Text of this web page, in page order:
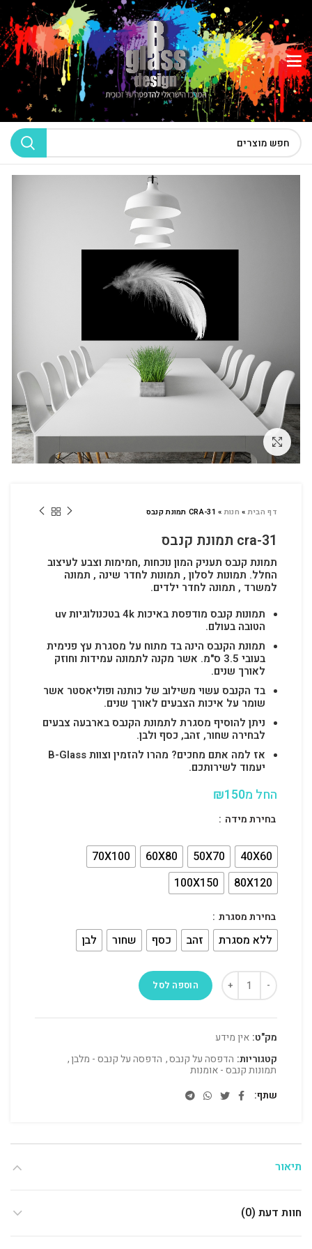
דף הבית» חנות» CRA-31 תמונת קנבס
cra-31 תמונת קנבס
תמונת קנבס תעניק המון נוכחות ,חמימות וצבע לעיצוב
החלל. תמונות לסלון , תמונות לחדר שינה , תמונה
למשרד , תמונה לחדר ילדים.
תמונות קנבס מודפסת באיכות 4k בטכנולוגיות uv
הטובה בעולם.
תמונת הקנבס הינה בד מתוח על מסגרת עץ פנימית
בעובי 3.5 ס"מ. אשר מקנה לתמונה עמידות וחוזק
לאורך שנים.
בד הקנבס עשוי משילוב של כותנה ופוליאסטר אשר
שומר על איכות הצבעים לאורך שנים.
ניתן להוסיף מסגרת לתמונת הקנבס בארבעה צבעים
לבחירה שחור, זהב, כסף ולבן.
אז למה אתם מחכים? מהרו להזמין וצוות B-Glass
יעמוד לשירותכם.
החל מ ₪150
בחירת מידה
40X60
50X70
60X80
70X100
80X120
100X150
בחירת מסגרת
ללא מסגרת זהב כסף שחור לבן
הוספה לסל
מק"ט: אין מידע
קטגוריות: הדפסה על קנבס, הדפסה על קנבס - מלבן,
תמונות קנבס - אומנות
שתף
תיאור
חוות דעת (0)